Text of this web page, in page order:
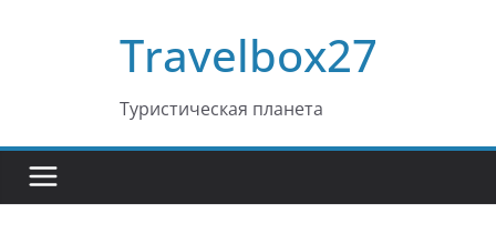
Travelbox27
Туристическая планета